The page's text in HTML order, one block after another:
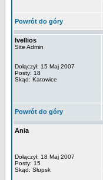
Powrót do góry
Ivellios
Site Admin
Dołączył: 15 Maj 2007
Posty: 18
Skąd: Katowice
Powrót do góry
Ania
Dołączył: 18 Maj 2007
Posty: 15
Skąd: Słupsk